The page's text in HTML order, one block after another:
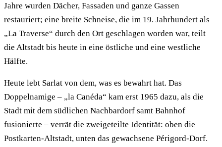
Jahre wurden Dächer, Fassaden und ganze Gassen
restauriert; eine breite Schneise, die im 19. Jahrhundert als
„La Traverse“ durch den Ort geschlagen worden war, teilt
die Altstadt bis heute in eine östliche und eine westliche
Hälfte.
Heute lebt Sarlat von dem, was es bewahrt hat. Das
Doppelnamige – „la Canéda“ kam erst 1965 dazu, als die
Stadt mit dem südlichen Nachbardorf samt Bahnhof
fusionierte – verrät die zweigeteilte Identität: oben die
Postkarten-Altstadt, unten das gewachsene Périgord-Dorf.